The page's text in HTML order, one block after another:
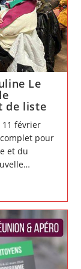
Le
de liste
11 février
pour
et du